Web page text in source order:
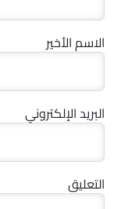
الاسم الأخير
البريد الإلكتروني
التعليق